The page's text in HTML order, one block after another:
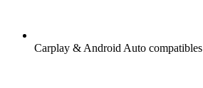
Carplay & Android Auto compatibles